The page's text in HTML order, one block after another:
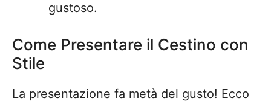
gustoso.
Come Presentare il Cestino con
Stile
La presentazione fa metà del gusto! Ecco